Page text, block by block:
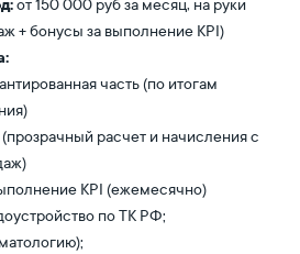
от 150 000 руб за месяц, на руки
+ бонусы за выполнение KPI)
часть (по итогам
расчет и начисления с
KPI (ежемесячно)
по ТК РФ;